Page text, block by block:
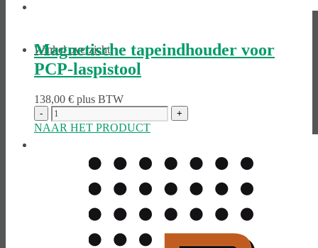
Winkel overzicht
Winkel op
Magnetische tapeindhouder voor
PCP-laspistool
138,00 € plus BTW
NAAR HET PRODUCT